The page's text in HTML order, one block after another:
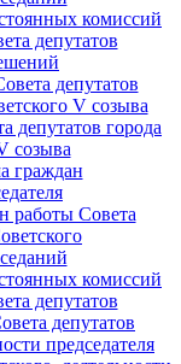
комиссий
депутатов
депутатов
V созыва
депутатов города
созыва
граждан
работы Совета
комиссий
депутатов
депутатов
председателя